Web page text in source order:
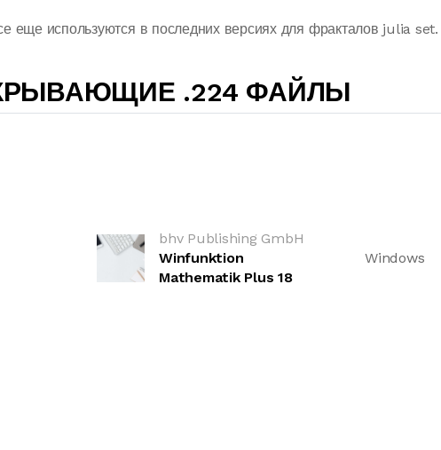
еще используются в последних версиях для фракталов julia set.
.224 ФАЙЛЫ
bhv Publishing GmbH
Winfunktion
Mathematik Plus 18
Windows